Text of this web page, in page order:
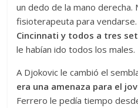
un dedo de la mano derecha.
fisioterapeuta para vendarse.
Cincinnati y todos a tres
le habían ido todos los males.
A Djokovic le cambió el
era una amenaza para el
Ferrero le pedía tiempo